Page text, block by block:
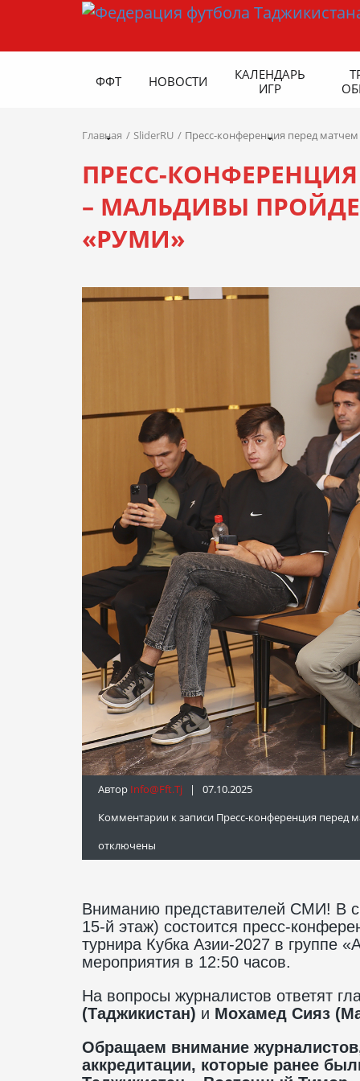
ФФТ НОВОСТИ
КАЛЕНДАРЬ
ИГР
Главная SliderRU Пресс-конференция перед
ПРЕСС-
– МАЛЬДИВЫ
«РУМИ»
Автор Info@fft.tj | 07.10.2025
Комментарии к записи Пресс-конференция перед
отключены
Вниманию представителей СМИ! В
15-й этаж) состоится пресс-
турнира Кубка Азии-2027 в группе
мероприятия в 12:50 часов.
На вопросы журналистов ответят
(Таджикистан) и Мохамед Сияз
Обращаем внимание
аккредитации, которые ранее